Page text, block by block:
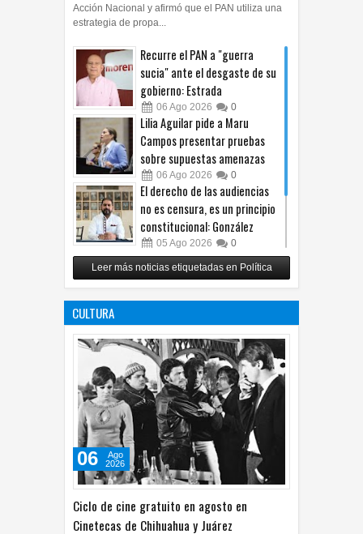
Acción Nacional y afirmó que el PAN utiliza una
estrategia de propa...
Recurre el PAN a "guerra
sucia" ante el desgaste de su
gobierno: Estrada
06 Ago 2026 0
Lilia Aguilar pide a Maru
Campos presentar pruebas
sobre supuestas amenazas
06 Ago 2026 0
El derecho de las audiencias
no es censura, es un principio
constitucional: González
05 Ago 2026 0
Relanza Villalobos programa
de afiliación del PRI en
Tamaulipas
Leer más noticias etiquetadas en Política
CULTURA
Ciclo de cine gratuito en agosto en
06
Ago
2026